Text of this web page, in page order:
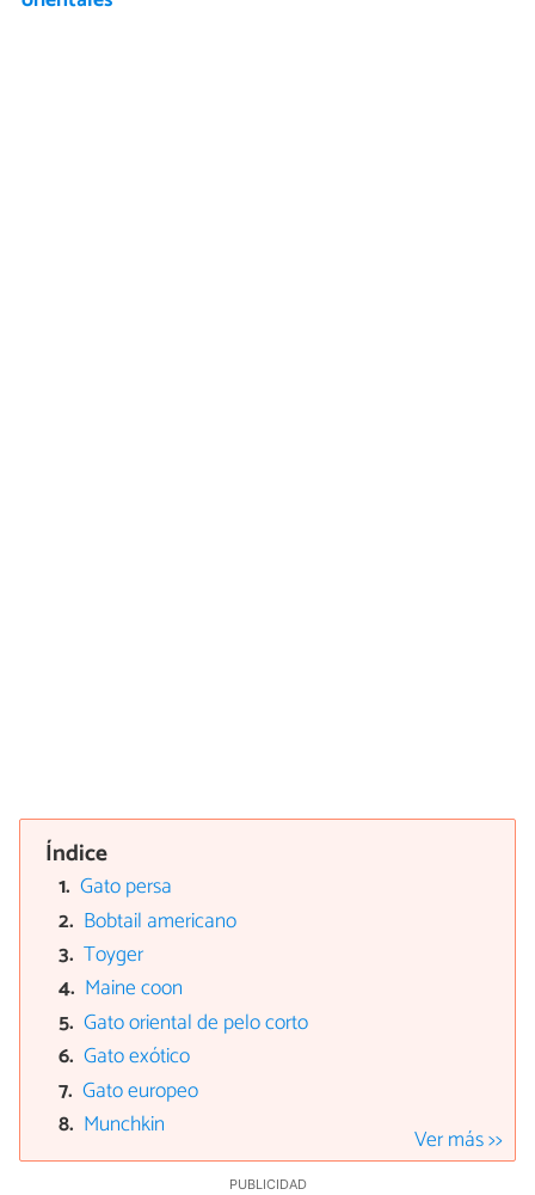
Índice
Gato persa
Bobtail americano
Toyger
Maine coon
Gato oriental de pelo corto
Gato exótico
Gato europeo
Munchkin
Ver más >>